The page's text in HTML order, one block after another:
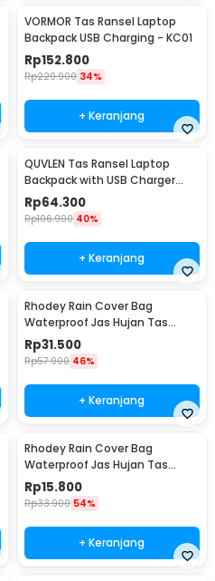
VORMOR Tas Ransel Laptop
Backpack USB Charging - KC01
Rp152.800
Rp229.900 34%
+ Keranjang
QUVLEN Tas Ransel Laptop
Backpack with USB Charger
Port - KC04
Rp64.300
Rp106.900 40%
+ Keranjang
Rhodey Rain Cover Bag
Waterproof Jas Hujan Tas
Ransel 80L - WB10
Rp31.500
Rp57.900 46%
+ Keranjang
Rhodey Rain Cover Bag
Waterproof Jas Hujan Tas
Ransel 45L - WB10
Rp15.800
Rp33.900 54%
+ Keranjang